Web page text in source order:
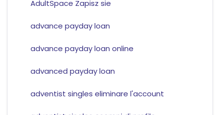
AdultSpace Zapisz sie
advance payday loan
advance payday loan online
advanced payday loan
adventist singles eliminare l'account